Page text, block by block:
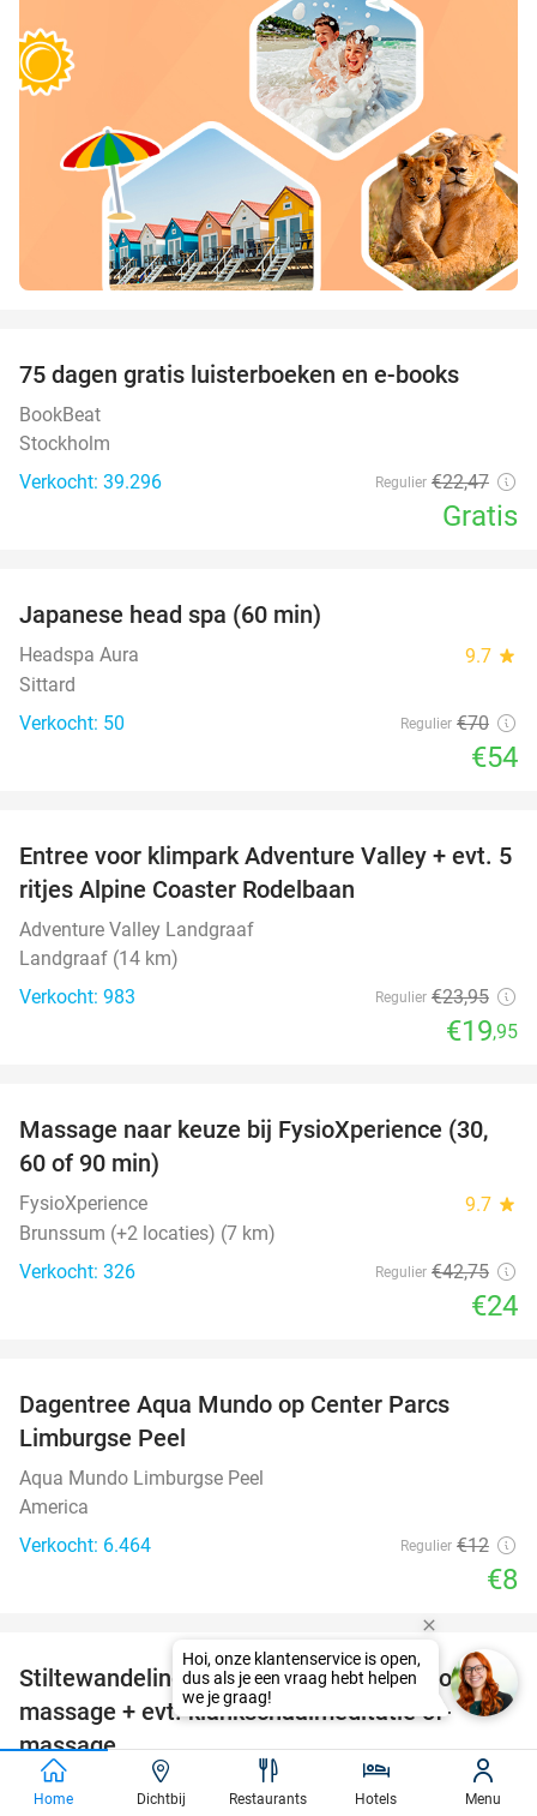
75 dagen gratis luisterboeken en e-books
BookBeat
Stockholm
Verkocht: 39.296
Regulier €22,47
Gratis
Japanese head spa (60 min)
Headspa Aura 9.7 star
Sittard
Verkocht: 50
Regulier €70
€54
17%
Entree voor klimpark Adventure Valley + evt. 5
ritjes Alpine Coaster Rodelbaan
Adventure Valley Landgraaf
Landgraaf (14 km)
Verkocht: 983
Regulier €23,95
€19,95
44%
Massage naar keuze bij FysioXperience (30,
60 of 90 min)
FysioXperience 9.7 star
Brunssum (+2 locaties) (7 km)
Verkocht: 326
Regulier €42,75
€24
Dagentree Aqua Mundo op Center Parcs
Limburgse Peel
Aqua Mundo Limburgse Peel
America
Verkocht: 6.464
Regulier €12
€8
61%
Stiltewandeling met andullatietherapie of -
massage + evt. klankschaalmeditatie of-
massage
Klankschalen Limburg 10.0
Home Dichtbij Restaurants Hotels Menu